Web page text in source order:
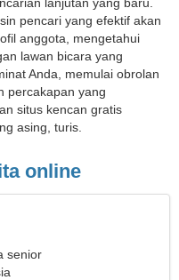
pencari yang efektif akan
anggota, mengetahui
lawan bicara yang
Anda, memulai obrolan
percakapan yang
situs kencan gratis
asing, turis.
online
senior